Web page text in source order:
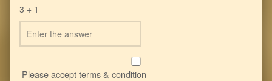
3 + 1 =
Please accept terms & condition